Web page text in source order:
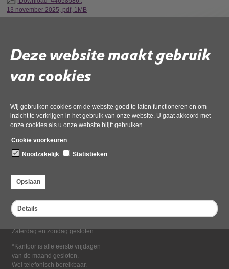
Deze website maakt gebruik
van cookies
Wij gebruiken cookies om de website goed te laten functioneren en om
inzicht te verkrijgen in het gebruik van onze website. U gaat akkoord met
onze cookies als u onze website blijft gebruiken.
Cookie voorkeuren
Noodzakelijk
Statistieken
Opslaan
Details
13 november 2025, pdf, 1MB
Bezoekadres
Dampten 2, 1624 NR Hoorn
Postbus 2095, 1620 EB Hoorn
Openingstijden kantoor
Maandag tot en met vrijdag*
van 08:00 tot 16:30
Zaterdag en zondag gesloten
*Kantoor is alle eerste vrijdagen
van de maand gesloten.
Wel telefonisch bereikbaar.